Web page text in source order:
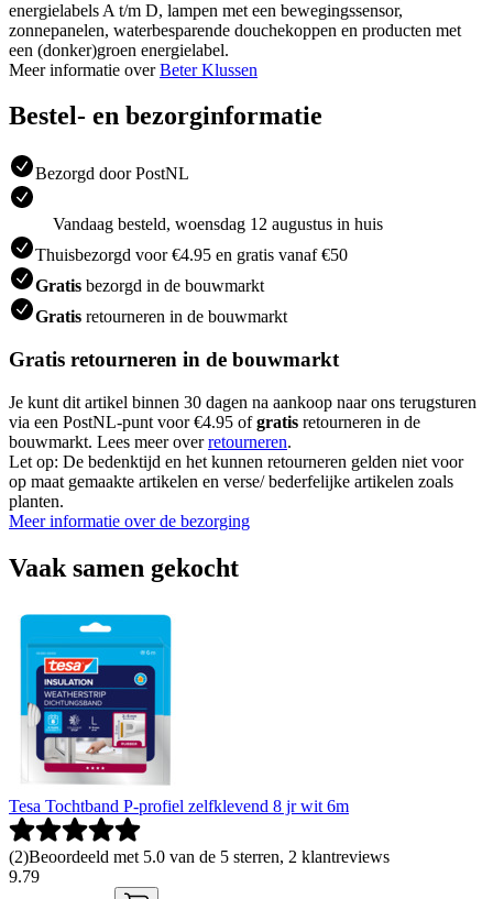
energielabels A t/m D, lampen met een bewegingssensor,
zonnepanelen, waterbesparende douchekoppen en producten met
een (donker)groen energielabel.
Meer informatie overBeter Klussen
Bestel- en bezorginformatie
Bezorgd door PostNL
Vandaag besteld, woensdag 12 augustus in huis
Thuisbezorgd voor €4.95 en gratis vanaf €50
Gratis bezorgd in de bouwmarkt
Gratis retourneren in de bouwmarkt
Gratis retourneren in de bouwmarkt
Je kunt dit artikel binnen 30 dagen na aankoop naar ons terugsturen
via een PostNL-punt voor €4.95 ofgratis retourneren in de
bouwmarkt. Lees meer overretourneren.
Let op: De bedenktijd en het kunnen retourneren gelden niet voor
op maat gemaakte artikelen en verse/ bederfelijke artikelen zoals
planten.
Meer informatie over de bezorging
Vaak samen gekocht
Tesa Tochtband P-profiel zelfklevend 8 jr wit 6m
(2)Beoordeeld met 5.0 van de 5 sterren, 2 klantreviews
9.79